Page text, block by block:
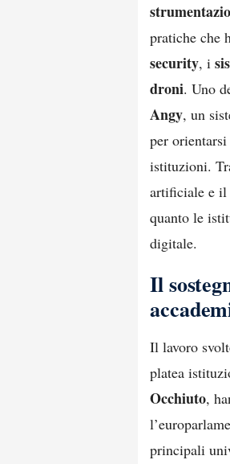
pratiche che
security, i
droni. Uno
Angy, un
per
istituzioni.
artificiale e il
quanto le
digitale.
Il
Il lavoro
platea
Occhiuto,
principali